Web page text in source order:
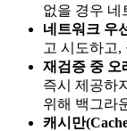
없을 경우 네
네트워크 우
고 시도하고,
재검증 중 오
즉시 제공하
위해 백그라
캐시만